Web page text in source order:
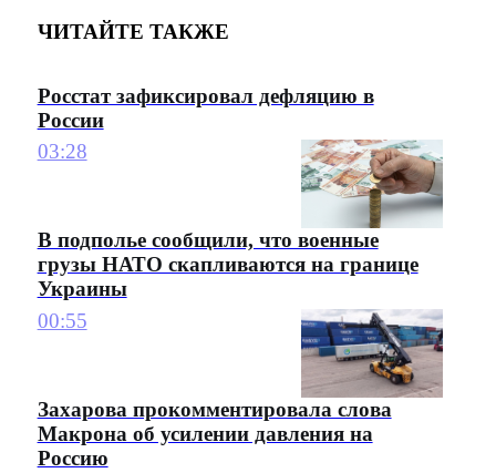
ЧИТАЙТЕ ТАКЖЕ
Росстат зафиксировал дефляцию в
России
03:28
В подполье сообщили, что военные
грузы НАТО скапливаются на границе
Украины
00:55
Захарова прокомментировала слова
Макрона об усилении давления на
Россию